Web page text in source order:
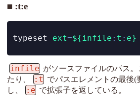
:t:e
typeset ext=${infile : t : e}
infile がソースファイルのパス
たり、
:t でパスエレメントの最後(
し、
:e で拡張子を返している。